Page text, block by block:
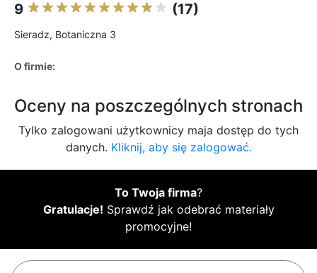
9 (17)
Sieradz, Botaniczna 3
O firmie:
Oceny na poszczególnych stronach
Tylko zalogowani użytkownicy maja dostęp do tych
danych. Kliknij, aby się zalogować.
To Twoja firma?
Gratulacje! Sprawdź jak odebrać materiały
promocyjne!